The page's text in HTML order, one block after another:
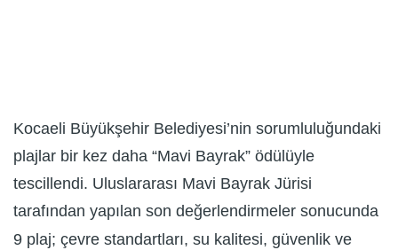
Kocaeli Büyükşehir Belediyesi’nin sorumluluğundaki
plajlar bir kez daha “Mavi Bayrak” ödülüyle
tescillendi. Uluslararası Mavi Bayrak Jürisi
tarafından yapılan son değerlendirmeler sonucunda
9 plaj; çevre standartları, su kalitesi, güvenlik ve